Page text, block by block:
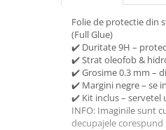
Suruburi si adezivi
Piese din dezmembrari (SWAP)
Scule Service GSM
Folie de protectie din
(Full Glue)
✔️ Duritate 9H –
✔️ Strat oleofob &
✔️ Grosime 0.3 mm –
✔️ Margini negre – se
✔️ Kit inclus – servetel
INFO: Imaginile sunt
decupajele